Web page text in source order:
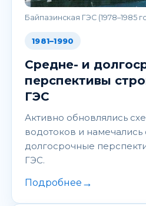
Байпазинская ГЭС (1978–1985
1981–1990
Средне- и
перспективы
ГЭС
Активно обновлялись
водотоков и
долгосрочные
ГЭС.
Подробнее →